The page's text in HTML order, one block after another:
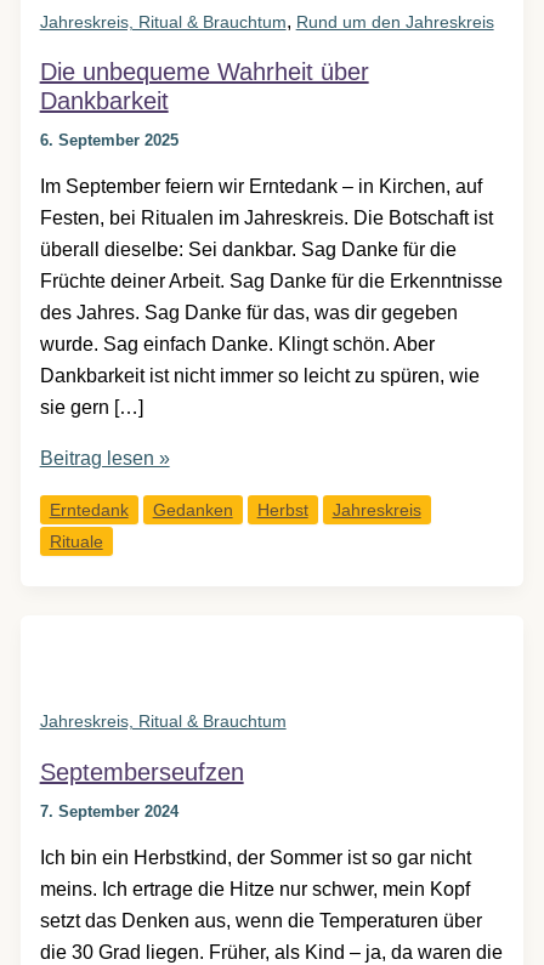
Jahreskreis, Ritual & Brauchtum, Rund um den Jahreskreis
Die unbequeme Wahrheit über
Dankbarkeit
6. September 2025
Im September feiern wir Erntedank – in Kirchen, auf
Festen, bei Ritualen im Jahreskreis. Die Botschaft ist
überall dieselbe: Sei dankbar. Sag Danke für die
Früchte deiner Arbeit. Sag Danke für die Erkenntnisse
des Jahres. Sag Danke für das, was dir gegeben
wurde. Sag einfach Danke. Klingt schön. Aber
Dankbarkeit ist nicht immer so leicht zu spüren, wie
sie gern […]
Die
Wahrheit
über
Beitrag lesen »
Erntedank Gedanken Herbst
Jahreskreis
Rituale
Jahreskreis, Ritual & Brauchtum
Septemberseufzen
7. September 2024
Ich bin ein Herbstkind, der Sommer ist so gar nicht
meins. Ich ertrage die Hitze nur schwer, mein Kopf
setzt das Denken aus, wenn die Temperaturen über
die 30 Grad liegen. Früher, als Kind – ja, da waren die